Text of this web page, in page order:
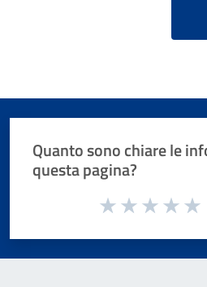
Quanto sono chiare le
questa pagina?
Valuta da 1 a 5 stelle la pagina